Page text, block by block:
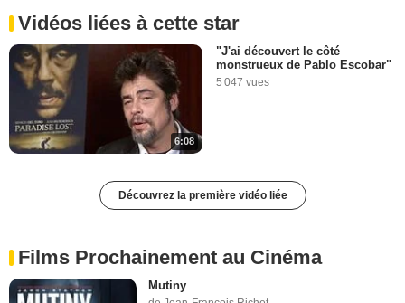
Vidéos liées à cette star
6:08
"J'ai découvert le côté
monstrueux de Pablo Escobar"
5 047 vues
Découvrez la première vidéo liée
Films Prochainement au Cinéma
Mutiny